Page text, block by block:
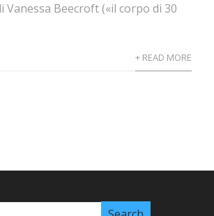
Vanessa Beecroft («il corpo di 30
+ READ MORE